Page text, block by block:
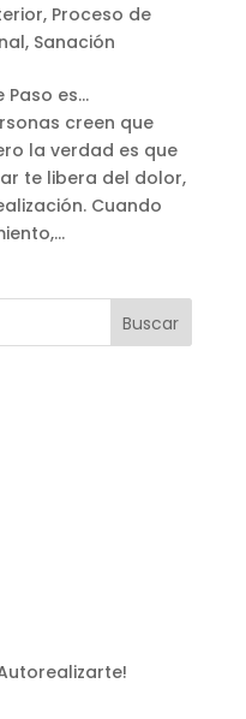
, Proceso de
, Sanación
Paso es…
creen que
la verdad es que
te libera del dolor,
Cuando
Buscar